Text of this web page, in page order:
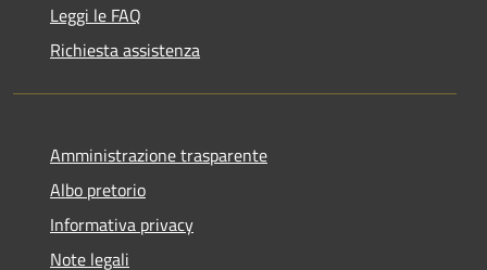
Leggi le FAQ
Richiesta assistenza
Amministrazione trasparente
Albo pretorio
Informativa privacy
Note legali